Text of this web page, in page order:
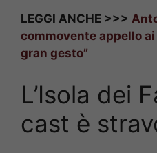
LEGGI ANCHE >>>
commovente appello
gran gesto”
L’Isola dei
cast è